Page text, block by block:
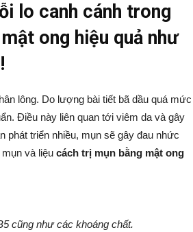
lo canh cánh trong
ong hiệu quả như
lông. Do lượng bài tiết bã dầu quá mức
Điều này liên quan tới viêm da và gây
phát triển nhiều, mụn sẽ gây đau nhức
và liệu cách trị mụn bằng mật ong
cũng như các khoáng chất.